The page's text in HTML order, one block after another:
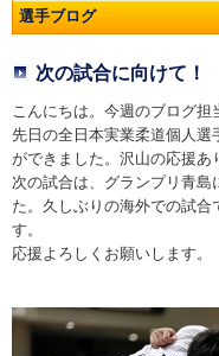
選手ブログ
次の試合に向けて！
こんにちは。今週のブログ担
先日の全日本実業柔道個人選
ができました。沢山の応援あ
次の試合は、グランプリ青島
た。久しぶりの海外での試合
す。
応援よろしくお願いします。